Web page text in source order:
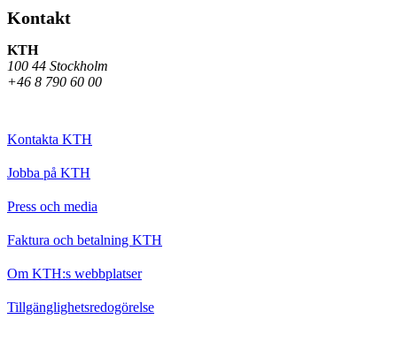
Kontakt
KTH
100 44 Stockholm
+46 8 790 60 00
Kontakta KTH
Jobba på KTH
Press och media
Faktura och betalning KTH
Om KTH:s webbplatser
Tillgänglighetsredogörelse